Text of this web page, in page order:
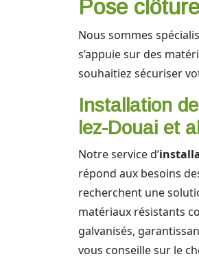
Pose
Nous sommes
s’appuie sur des
souhaitiez sécuriser
Installation
lez-Douai et
Notre service d’
répond aux besoins
recherchent une
matériaux résistants
galvanisés,
vous conseille sur le